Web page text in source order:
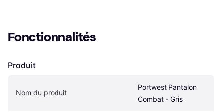
Fonctionnalités
Produit
Nom du produit
Portwest Pantalon
Combat - Gris